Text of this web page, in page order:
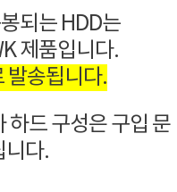
되는 HDD는
제품입니다.
발송됩니다.
하드 구성은 구입 문
니다.